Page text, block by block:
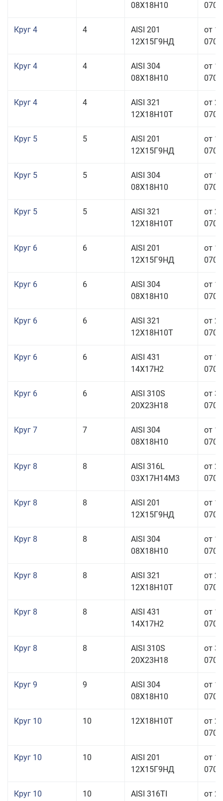
08Х18Н10
Круг 4 4
AISI 201
12Х15Г9НД
от
Круг 4 4
AISI 304
08Х18Н10
от
Круг 4 4
AISI 321
12Х18Н10Т
от
Круг 5 5
AISI 201
12Х15Г9НД
от
Круг 5 5
AISI 304
08Х18Н10
от
Круг 5 5
AISI 321
12Х18Н10Т
от
Круг 6 6
AISI 201
12Х15Г9НД
от
Круг 6 6
AISI 304
08Х18Н10
от
Круг 6 6
AISI 321
12Х18Н10Т
от
Круг 6 6
AISI 431
14Х17Н2
от
Круг 6 6
AISI 310S
20Х23Н18
от
Круг 7 7
AISI 304
08Х18Н10
от
Круг 8 8
AISI 316L
03Х17Н14М3
от
Круг 8 8
AISI 201
12Х15Г9НД
от
Круг 8 8
AISI 304
08Х18Н10
от
Круг 8 8
AISI 321
12Х18Н10Т
от
Круг 8 8
AISI 431
14Х17Н2
от
Круг 8 8
AISI 310S
20Х23Н18
от
Круг 9 9
AISI 304
08Х18Н10
от
Круг 10 10 12Х18Н10Т
от
Круг 10 10
AISI 201
12Х15Г9НД
от
Круг 10 10 AISI 316TI от